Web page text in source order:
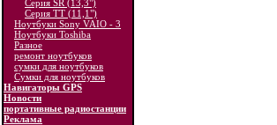
Серия SR (13,3")
Серия TT (11,1")
Ноутбуки Sony VAIO - 3
Ноутбуки Toshiba
Разное
ремонт ноутбуков
сумки для ноутбуков
Сумки для ноутбуков
Навигаторы GPS
Новости
портативные радиостанции
Реклама